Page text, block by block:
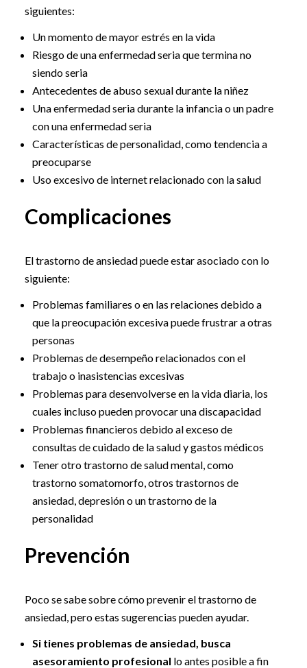
siguientes:
Un momento de mayor estrés en la vida
Riesgo de una enfermedad seria que termina no
siendo seria
Antecedentes de abuso sexual durante la niñez
Una enfermedad seria durante la infancia o un padre
con una enfermedad seria
Características de personalidad, como tendencia a
preocuparse
Uso excesivo de internet relacionado con la salud
Complicaciones
El trastorno de ansiedad puede estar asociado con lo
siguiente:
Problemas familiares o en las relaciones debido a
que la preocupación excesiva puede frustrar a otras
personas
Problemas de desempeño relacionados con el
trabajo o inasistencias excesivas
Problemas para desenvolverse en la vida diaria, los
cuales incluso pueden provocar una discapacidad
Problemas financieros debido al exceso de
consultas de cuidado de la salud y gastos médicos
Tener otro trastorno de salud mental, como
trastorno somatomorfo, otros trastornos de
ansiedad, depresión o un trastorno de la
personalidad
Prevención
Poco se sabe sobre cómo prevenir el trastorno de
ansiedad, pero estas sugerencias pueden ayudar.
Si tienes problemas de ansiedad, busca
asesoramiento profesional lo antes posible a fin